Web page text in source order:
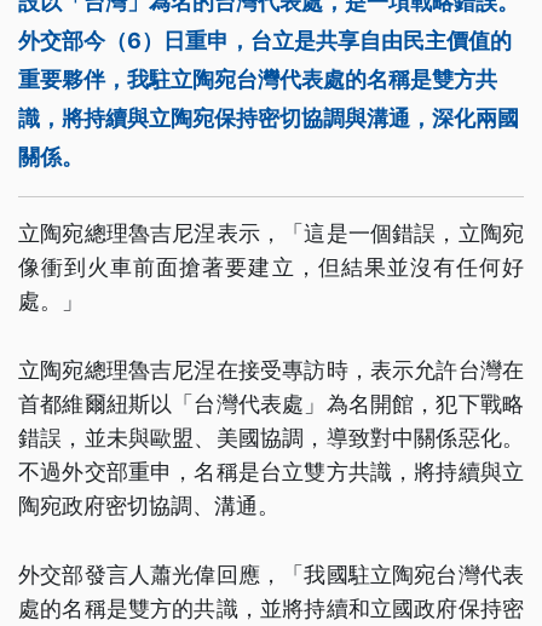
外交部今（6）日重申，台立是共享自由民主價值的
重要夥伴，我駐立陶宛台灣代表處的名稱是雙方共
識，將持續與立陶宛保持密切協調與溝通，深化兩國
關係。
立陶宛總理魯吉尼涅表示，「這是一個錯誤，立陶宛
像衝到火車前面搶著要建立，但結果並沒有任何好
處。」
立陶宛總理魯吉尼涅在接受專訪時，表示允許台灣在
首都維爾紐斯以「台灣代表處」為名開館，犯下戰略
錯誤，並未與歐盟、美國協調，導致對中關係惡化。
不過外交部重申，名稱是台立雙方共識，將持續與立
陶宛政府密切協調、溝通。
外交部發言人蕭光偉回應，「我國駐立陶宛台灣代表
處的名稱是雙方的共識，並將持續和立國政府保持密